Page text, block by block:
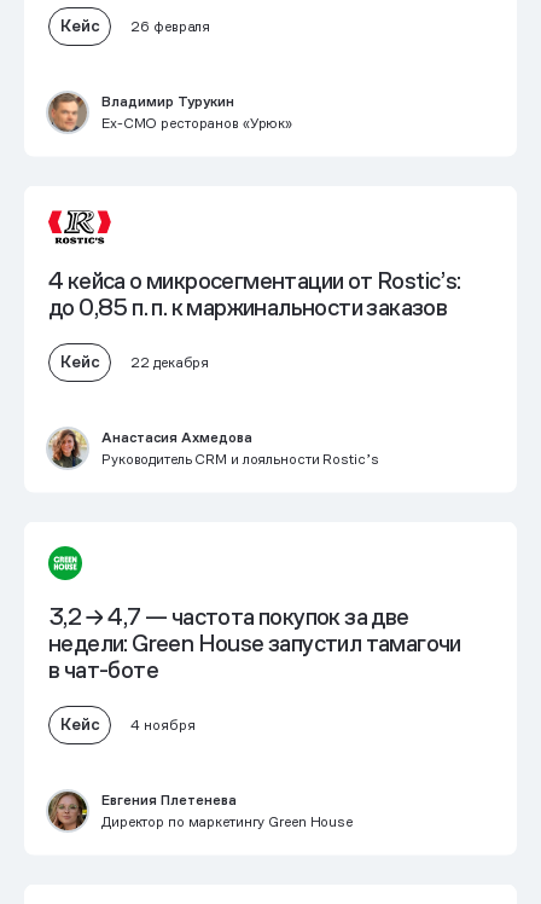
Кейс 26 февраля
Владимир Турукин
Ex-СМО ресторанов «Урюк»
4 кейса о микросегментации от Rostic’s:
до 0,85 п. п. к маржинальности заказов
Кейс 22 декабря
Анастасия Ахмедова
Руководитель CRM и лояльности Rostic’s
3,2 → 4,7 — частота покупок за две
недели: Green House запустил тамагочи
в чат-боте
Кейс 4 ноября
Евгения Плетенева
Директор по маркетингу Green House